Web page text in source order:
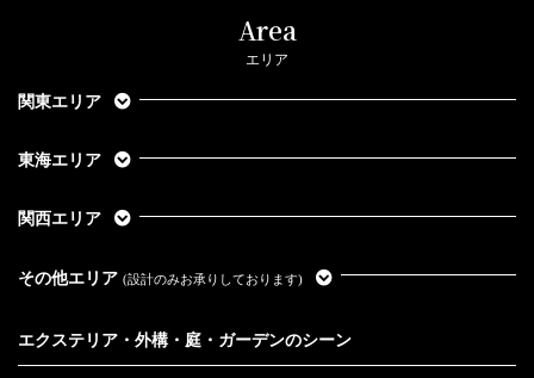
Area
エリア
関東エリア
東海エリア
関西エリア
その他エリア (設計のみお承りしております)
エクステリア・外構・庭・ガーデンのシーン